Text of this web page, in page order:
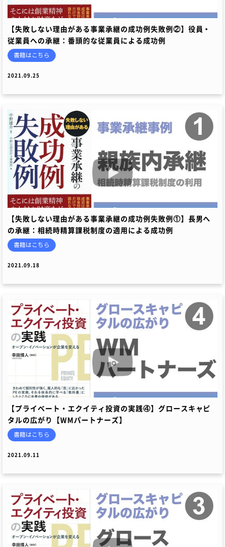
【失敗しない理由がある事業承継の成功例失敗例②】役員・
従業員への承継：番頭的な従業員による成功例
書籍はこちら
2021.09.25
【失敗しない理由がある事業承継の成功例失敗例①】長男へ
の承継：相続時精算課税制度の適用による成功例
書籍はこちら
2021.09.18
【プライベート・エクイティ投資の実践④】グロースキャピ
タルの広がり【WMパートナーズ】
書籍はこちら
2021.09.11